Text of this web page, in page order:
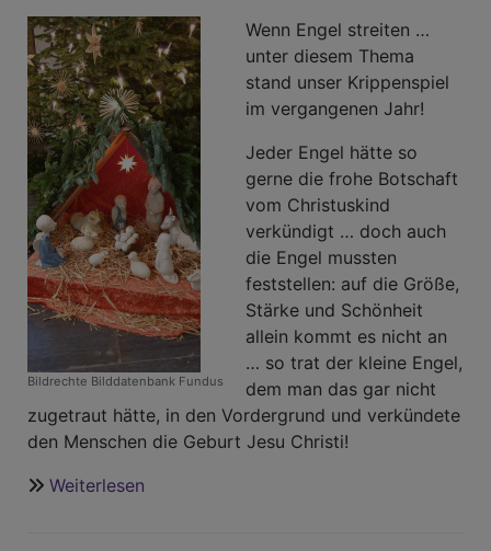
Bildrechte Bilddatenbank Fundus
Wenn Engel streiten …
unter diesem Thema
stand unser Krippenspiel
im vergangenen Jahr!
Jeder Engel hätte so
gerne die frohe Botschaft
vom Christuskind
verkündigt … doch auch
die Engel mussten
feststellen: auf die Größe,
Stärke und Schönheit
allein kommt es nicht an
… so trat der kleine Engel,
dem man das gar nicht
zugetraut hätte, in den Vordergrund und verkündete
den Menschen die Geburt Jesu Christi!
Weiterlesen